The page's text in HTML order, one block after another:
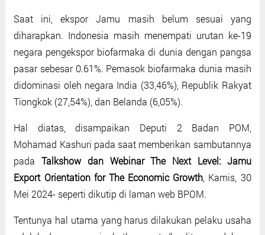
Saat ini, ekspor Jamu masih belum sesuai yang
diharapkan. Indonesia masih menempati urutan ke-19
negara pengekspor biofarmaka di dunia dengan pangsa
pasar sebesar 0.61%. Pemasok biofarmaka dunia masih
didominasi oleh negara India (33,46%), Republik Rakyat
Tiongkok (27,54%), dan Belanda (6,05%).
Hal diatas, disampaikan Deputi 2 Badan POM,
Mohamad Kashuri pada saat memberikan sambutannya
padaTalkshow dan Webinar The Next Level: Jamu
Export Orientation for The Economic Growth, Kamis, 30
Mei 2024- seperti dikutip di laman web BPOM.
Tentunya hal utama yang harus dilakukan pelaku usaha